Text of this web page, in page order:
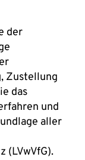
der
Zustellung
das
und
aller
(LVwVfG).